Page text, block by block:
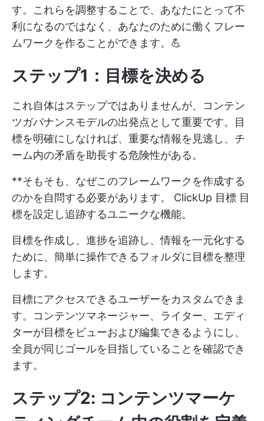
す。これらを調整することで、あなたにとって不
利になるのではなく、あなたのために働くフレー
ムワークを作ることができます。💪
ステップ1：目標を決める
これ自体はステップではありませんが、コンテン
ツガバナンスモデルの出発点として重要です。目
標を明確にしなければ、重要な情報を見逃し、チ
ーム内の矛盾を助長する危険性がある。
**そもそも、なぜこのフレームワークを作成する
のかを自問する必要があります。 ClickUp 目標 目
標を設定し追跡するユニークな機能。
目標を作成し、進捗を追跡し、情報を一元化する
ために、簡単に操作できるフォルダに目標を整理
します。
目標にアクセスできるユーザーをカスタムできま
す。コンテンツマネージャー、ライター、エディ
ターが目標をビューおよび編集できるようにし、
全員が同じゴールを目指していることを確認でき
ます。
ステップ2: コンテンツマーケ